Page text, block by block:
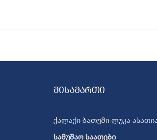
მისამართი
ქალაქი ბათუმი ლუკა
სამუშაო საათები